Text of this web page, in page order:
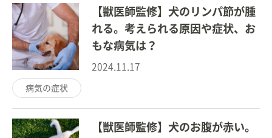
【獣医師監修】犬のリンパ節が腫
れる。考えられる原因や症状、お
もな病気は？
2024.11.17
病気の症状
【獣医師監修】犬のお腹が赤い。